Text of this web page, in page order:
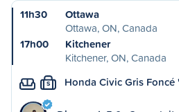
11h30
Ottawa
Ottawa, ON, Canada
17h00
Kitchener
Kitchener, ON, Canada
S Honda Civic Gris Foncé